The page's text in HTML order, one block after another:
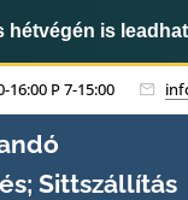
hétvégén is
P 7-15:00
Sittszállítás